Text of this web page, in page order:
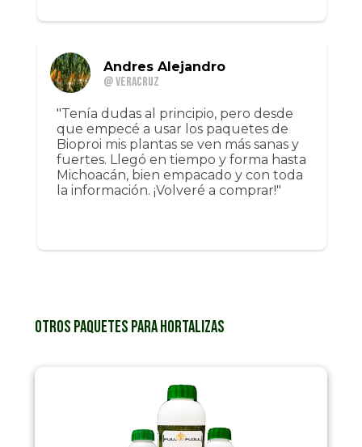
Andres Alejandro
@ Veracruz
"Tenía dudas al principio, pero desde
que empecé a usar los paquetes de
Bioproi mis plantas se ven más sanas y
fuertes. Llegó en tiempo y forma hasta
Michoacán, bien empacado y con toda
la información. ¡Volveré a comprar!"
Otros paquetes para Hortalizas